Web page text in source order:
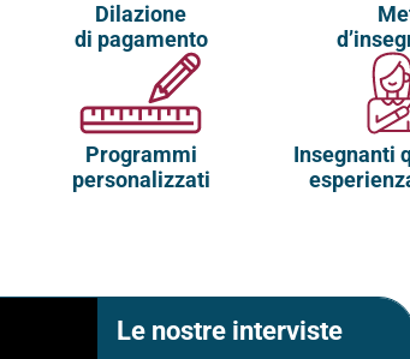
Dilazione
di pagamento
Programmi
personalizzati
Insegnanti
Le nostre interviste